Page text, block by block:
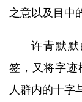
之意以及目中
许青默
签，又将字迹
人群内的十字